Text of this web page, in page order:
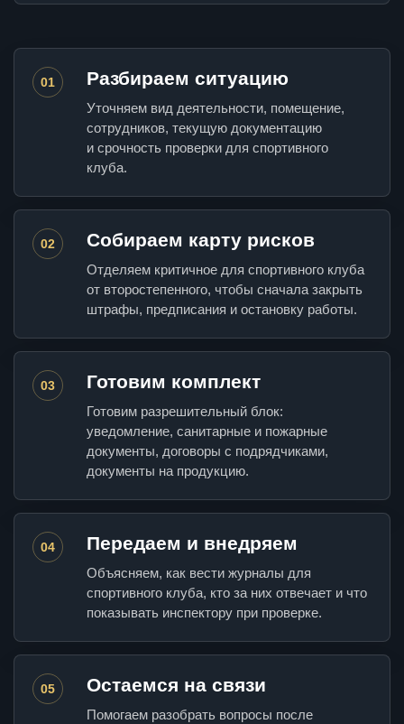
01 Разбираем ситуацию
Уточняем вид деятельности, помещение,
сотрудников, текущую документацию
и срочность проверки для спортивного
клуба.
02 Собираем карту рисков
Отделяем критичное для спортивного клуба
от второстепенного, чтобы сначала закрыть
штрафы, предписания и остановку работы.
03 Готовим комплект
Готовим разрешительный блок:
уведомление, санитарные и пожарные
документы, договоры с подрядчиками,
документы на продукцию.
04 Передаем и внедряем
Объясняем, как вести журналы для
спортивного клуба, кто за них отвечает и что
показывать инспектору при проверке.
05 Остаемся на связи
Помогаем разобрать вопросы после